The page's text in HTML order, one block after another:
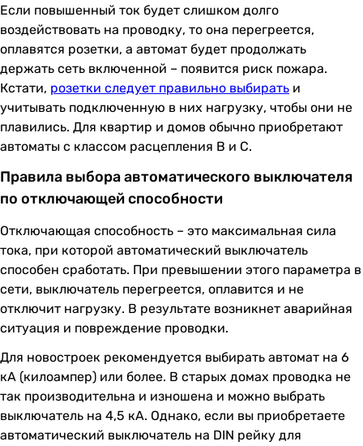
Если повышенный ток будет слишком долго
воздействовать на проводку, то она перегреется,
оплавятся розетки, а автомат будет продолжать
держать сеть включенной – появится риск пожара.
Кстати, розетки следует правильно выбирать и
учитывать подключенную в них нагрузку, чтобы они не
плавились. Для квартир и домов обычно приобретают
автоматы с классом расцепления B и C.
Правила выбора автоматического выключателя
по отключающей способности
Отключающая способность – это максимальная сила
тока, при которой автоматический выключатель
способен сработать. При превышении этого параметра в
сети, выключатель перегреется, оплавится и не
отключит нагрузку. В результате возникнет аварийная
ситуация и повреждение проводки.
Для новостроек рекомендуется выбирать автомат на 6
кА (килоампер) или более. В старых домах проводка не
так производительна и изношена и можно выбрать
выключатель на 4,5 кА. Однако, если вы приобретаете
автоматический выключатель на DIN рейку для